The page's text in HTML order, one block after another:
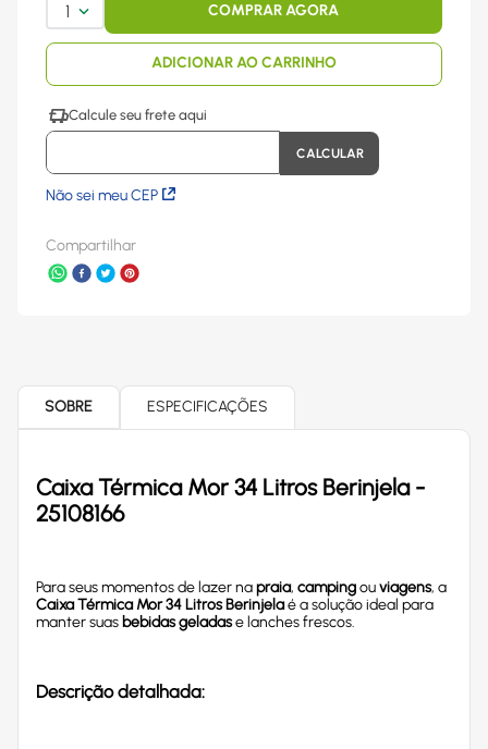
1 COMPRAR AGORA
ADICIONAR AO CARRINHO
Não sei meu CEP
Compartilhar
SOBRE ESPECIFICAÇÕES
Caixa Térmica Mor 34 Litros Berinjela -
25108166
Para seus momentos de lazer napraia, campingouviagens, a
Caixa Térmica Mor 34 Litros Berinjelaé a solução ideal para
manter suas bebidas geladase lanches frescos.
Descrição detalhada: